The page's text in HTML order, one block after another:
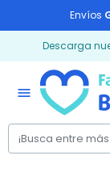
Envíos
Descarga
menu